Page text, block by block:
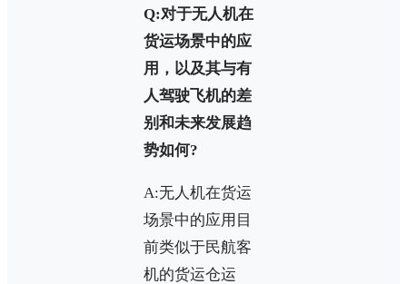
Q:对于无人机在
货运场景中的应
用，以及其与有
人驾驶飞机的差
别和未来发展趋
势如何?
A:无人机在货运
场景中的应用目
前类似于民航客
机的货运仓运